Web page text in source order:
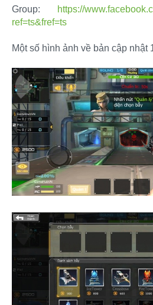
Group:
https://
ref=ts&fref=ts
Một số hình ảnh về bản cập nhật